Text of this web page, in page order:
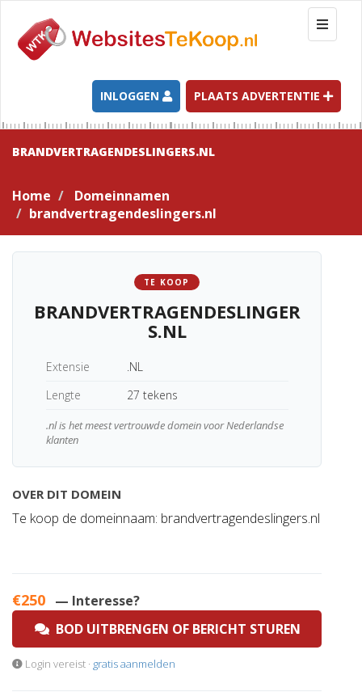
T
o
g
l
e
n
t
i
INLOGGEN PLAATS ADVERTENTIE
BRANDVERTRAGENDESLINGERS.NL
Home
Domeinnamen
brandvertragendeslingers.nl
TE KOOP
BRANDVERTRAGENDESLINGER
S.NL
Extensie
.NL
Lengte
27 tekens
.nl is het meest vertrouwde domein voor Nederlandse
klanten
OVER DIT DOMEIN
Te koop de domeinnaam: brandvertragendeslingers.nl
€250 — Interesse?
BOD UITBRENGEN OF BERICHT STUREN
Login vereist · gratis aanmelden